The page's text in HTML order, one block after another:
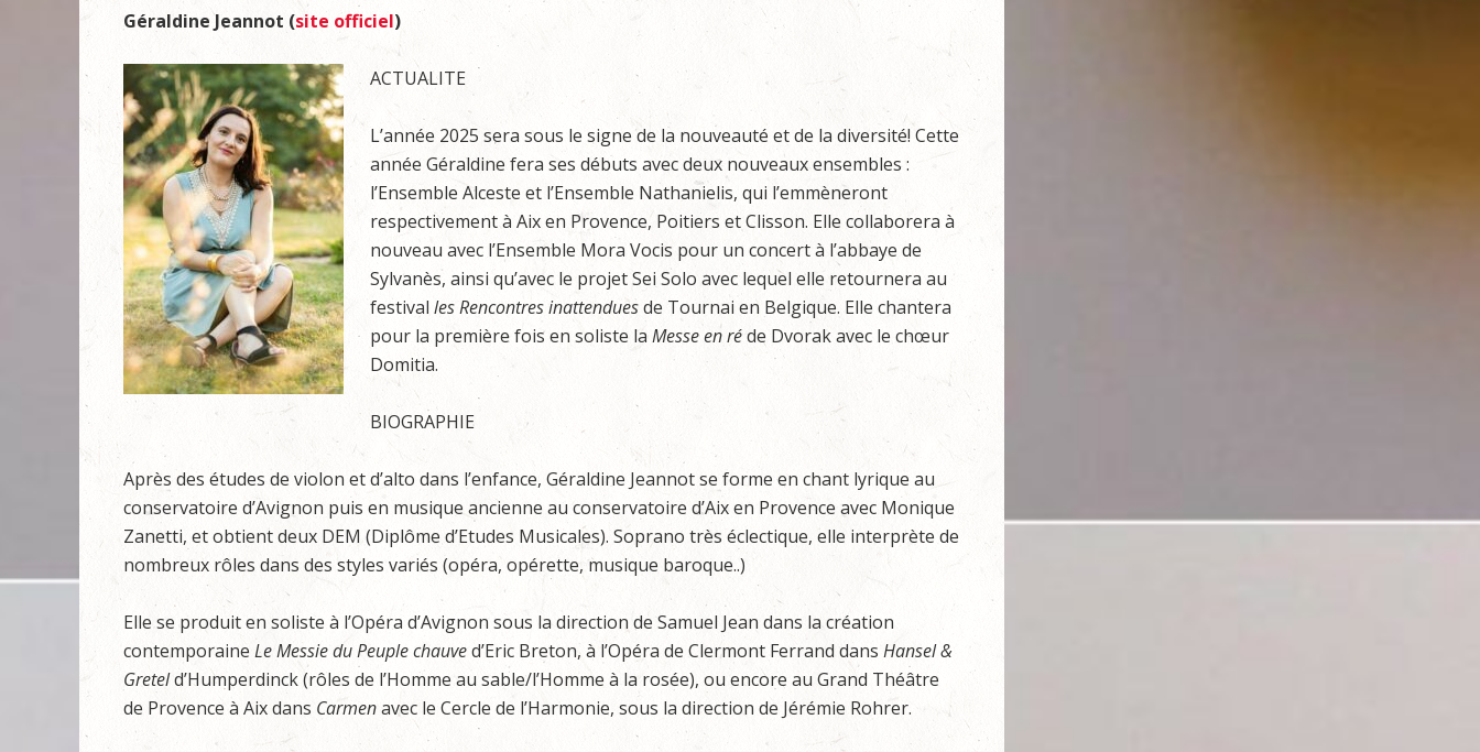
Géraldine Jeannot (site officiel)
ACTUALITE
L’année 2025 sera sous le signe de la nouveauté et de la diversité! Cette
année Géraldine fera ses débuts avec deux nouveaux ensembles :
l’Ensemble Alceste et l’Ensemble Nathanielis, qui l’emmèneront
respectivement à Aix en Provence, Poitiers et Clisson. Elle collaborera à
nouveau avec l’Ensemble Mora Vocis pour un concert à l’abbaye de
Sylvanès, ainsi qu’avec le projet Sei Solo avec lequel elle retournera au
festival les Rencontres inattenduesde Tournai en Belgique. Elle chantera
pour la première fois en soliste la Messe en réde Dvorak avec le chœur
Domitia.
BIOGRAPHIE
Après des études de violon et d’alto dans l’enfance, Géraldine Jeannot se forme en chant lyrique au
conservatoire d’Avignon puis en musique ancienne au conservatoire d’Aix en Provence avec Monique
Zanetti, et obtient deux DEM (Diplôme d’Etudes Musicales). Soprano très éclectique, elle interprète de
nombreux rôles dans des styles variés (opéra, opérette, musique baroque..)
Elle se produit en soliste à l’Opéra d’Avignon sous la direction de Samuel Jean dans la création
contemporaine Le Messie du Peuple chauved’Eric Breton, à l’Opéra de Clermont Ferrand dans Hansel &
Greteld’Humperdinck (rôles de l’Homme au sable/l’Homme à la rosée), ou encore au Grand Théâtre
de Provence à Aix dans Carmenavec le Cercle de l’Harmonie, sous la direction de Jérémie Rohrer.